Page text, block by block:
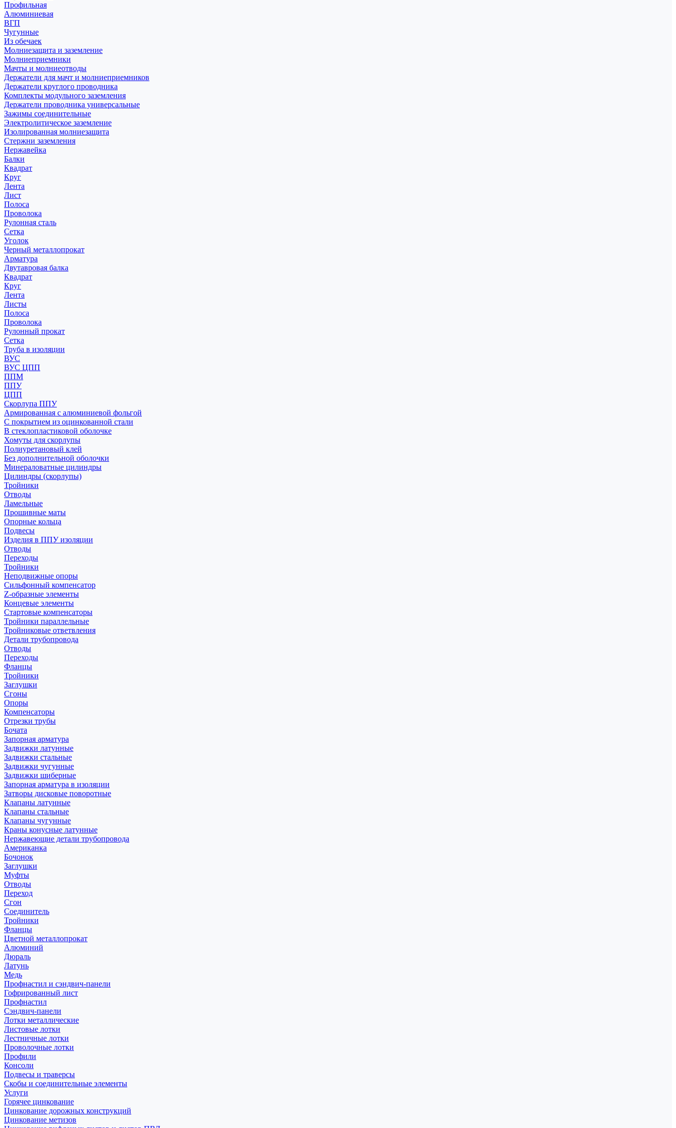
Профильная
Алюминиевая
ВГП
Чугунные
Из обечаек
Молниезащита и заземление
Молниеприемники
Мачты и молниеотводы
Держатели для мачт и молниеприемников
Держатели круглого проводника
Комплекты модульного заземления
Держатели проводника универсальные
Зажимы соединительные
Электролитическое заземление
Изолированная молниезащита
Стержни заземления
Нержавейка
Балки
Квадрат
Круг
Лента
Лист
Полоса
Проволока
Рулонная сталь
Сетка
Уголок
Черный металлопрокат
Арматура
Двутавровая балка
Квадрат
Круг
Лента
Листы
Полоса
Проволока
Рулонный прокат
Сетка
Труба в изоляции
ВУС
ВУС ЦПП
ППМ
ППУ
ЦПП
Скорлупа ППУ
Армированная с алюминиевой фольгой
С покрытием из оцинкованной стали
В стеклопластиковой оболочке
Хомуты для скорлупы
Полиуретановый клей
Без дополнительной оболочки
Минераловатные цилиндры
Цилиндры (скорлупы)
Тройники
Отводы
Ламельные
Прошивные маты
Опорные кольца
Подвесы
Изделия в ППУ изоляции
Отводы
Переходы
Тройники
Неподвижные опоры
Cильфонный компенсатор
Z-образные элементы
Концевые элементы
Стартовые компенсаторы
Тройники параллельные
Тройниковые ответвления
Детали трубопровода
Отводы
Переходы
Фланцы
Тройники
Заглушки
Сгоны
Опоры
Компенсаторы
Отрезки трубы
Бочата
Запорная арматура
Задвижки латунные
Задвижки стальные
Задвижки чугунные
Задвижки шиберные
Запорная арматура в изоляции
Затворы дисковые поворотные
Клапаны латунные
Клапаны стальные
Клапаны чугунные
Краны конусные латунные
Нержавеющие детали трубопровода
Американка
Бочонок
Заглушки
Муфты
Отводы
Переход
Сгон
Соединитель
Тройники
Фланцы
Цветной металлопрокат
Алюминий
Дюраль
Латунь
Медь
Профнастил и сэндвич-панели
Гофрированный лист
Профнастил
Сэндвич-панели
Лотки металлические
Листовые лотки
Лестничные лотки
Проволочные лотки
Профили
Консоли
Подвесы и траверсы
Скобы и соединительные элементы
Услуги
Горячее цинкование
Цинкование дорожных конструкций
Цинкование метизов